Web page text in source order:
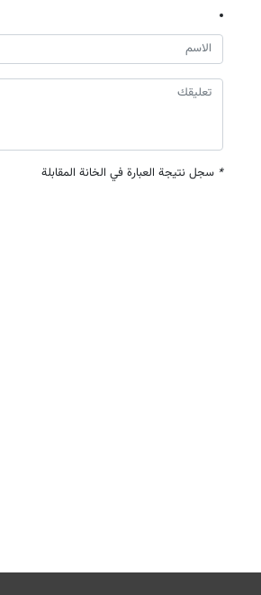
* سجل نتيجة العبارة في الخانة المقابلة